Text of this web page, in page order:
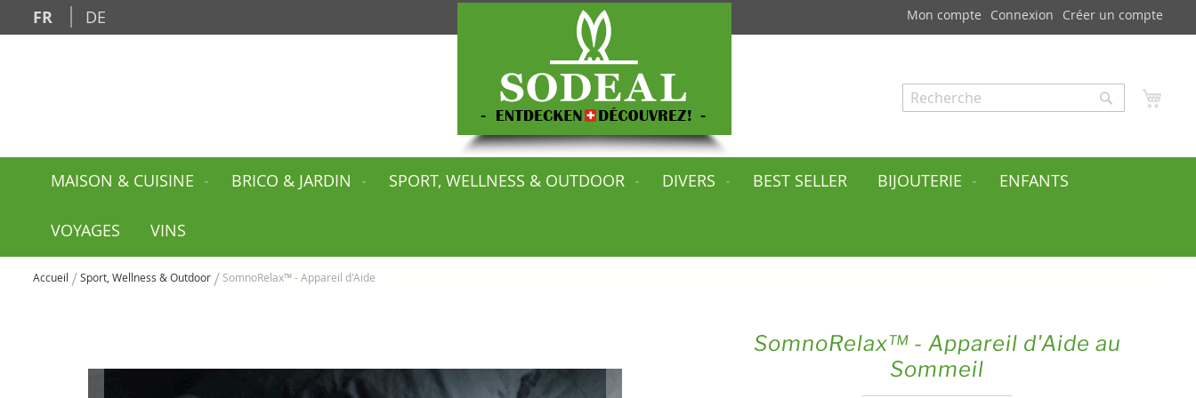
Mon compte Connexion Créer un compte
Allez
au
FR DE
Rechercher
MAISON & CUISINE BRICO & JARDIN SPORT, WELLNESS & OUTDOOR DIVERS BEST SELLER BIJOUTERIE ENFANTS
VOYAGES VINS
Accueil Sport, Wellness & Outdoor SomnoRelax™ - Appareil d'Aide
SomnoRelax™ - Appareil d'Aide au
Sommeil